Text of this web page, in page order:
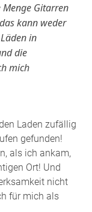
Menge Gitarren
kann weder
in
die
mich
Laden zufällig
gefunden!
als ich ankam,
Ort! Und
nicht
für mich als